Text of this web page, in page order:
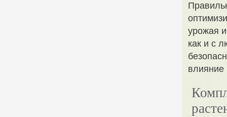
урожая
как и с